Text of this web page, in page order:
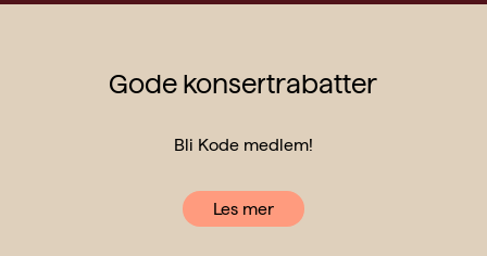
Gode konsertrabatter
Bli Kode medlem!
Les mer